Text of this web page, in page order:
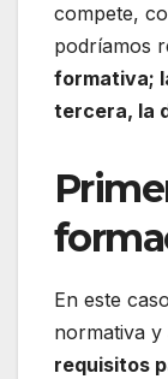
compete,
podríamos
formativa;
tercera, la
En este
normativa y
requisitos